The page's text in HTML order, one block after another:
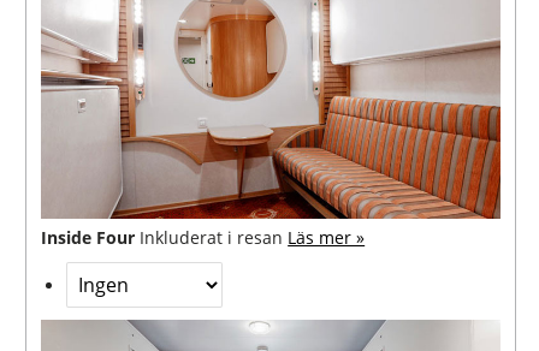
Inside Four Inkluderat i resan Läs mer »